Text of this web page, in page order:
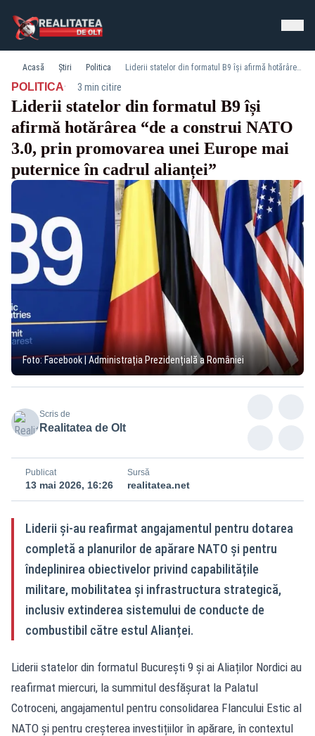
Acasă Știri Politica Liderii statelor din formatul B9 își afirmă hotărârea “de a construi NATO 3.0, prin promovarea unei Europe mai puternice în cadrul alianței”
POLITICA· 3 min citire
Liderii statelor din formatul B9 își
afirmă hotărârea “de a construi NATO
3.0, prin promovarea unei Europe mai
puternice în cadrul alianței”
Foto: Facebook | Administrația Prezidențială a României
Scris de
Realitatea de Olt
Publicat
13 mai 2026, 16:26
Sursă
realitatea.net
Liderii și-au reafirmat angajamentul pentru dotarea
completă a planurilor de apărare NATO și pentru
îndeplinirea obiectivelor privind capabilitățile
militare, mobilitatea și infrastructura strategică,
inclusiv extinderea sistemului de conducte de
combustibil către estul Alianței.
Liderii statelor din formatul București 9 și ai Aliaților Nordici au
reafirmat miercuri, la summitul desfășurat la Palatul
Cotroceni, angajamentul pentru consolidarea Flancului Estic al
NATO și pentru creșterea investițiilor în apărare, în contextul